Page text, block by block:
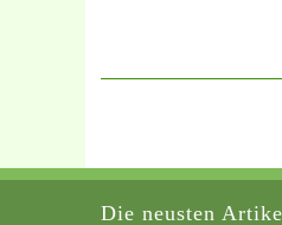
Die neusten